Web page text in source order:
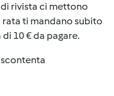
rivista ci mettono
rata ti mandano subito
10 € da pagare.